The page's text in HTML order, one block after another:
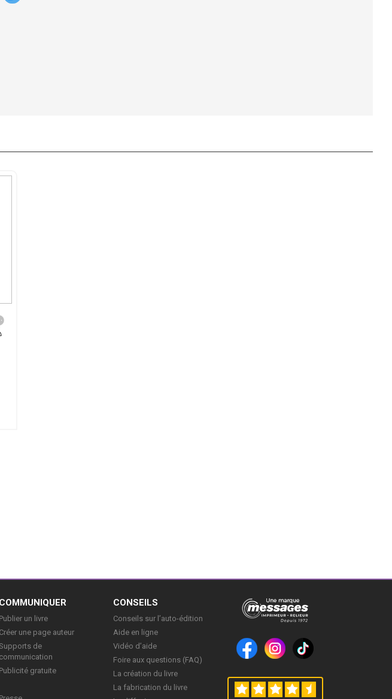
COMMUNIQUER
Publier un livre
Créer une page auteur
de
communication
Publicité gratuite
CONSEILS
Conseils sur l’auto-édition
Aide en ligne
Vidéo d’aide
Foire aux questions (FAQ)
La création du livre
La fabrication du livre